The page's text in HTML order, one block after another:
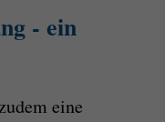
- ein
eine